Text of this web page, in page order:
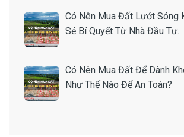
Có Nên Mua Đất Lướt Sóng
Sẻ Bí Quyết Từ Nhà Đầu Tư.
Có Nên Mua Đất Để Dành
Như Thế Nào Để An Toàn?